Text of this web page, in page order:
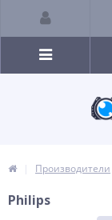
Производители
Philips